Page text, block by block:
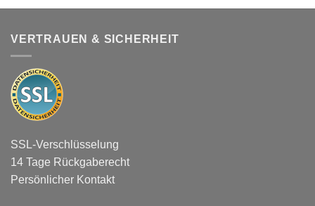
VERTRAUEN & SICHERHEIT
SSL-Verschlüsselung
14 Tage Rückgaberecht
Persönlicher Kontakt